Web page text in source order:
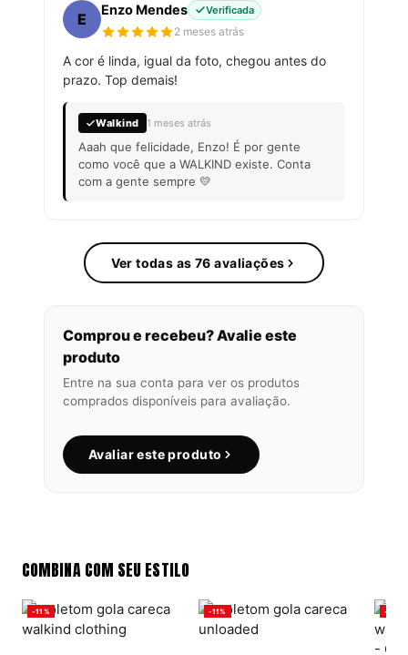
E
Enzo Mendes Verificada
2 meses atrás
A cor é linda, igual da foto, chegou antes do
prazo. Top demais!
Walkind 1 meses atrás
Aaah que felicidade, Enzo! É por gente
como você que a WALKIND existe. Conta
com a gente sempre 💛
Ver todas as 76 avaliações
Comprou e recebeu? Avalie este
produto
Entre na sua conta para ver os produtos
comprados disponíveis para avaliação.
Avaliar este produto
COMBINA COM SEU ESTILO
-11% -11% -11%